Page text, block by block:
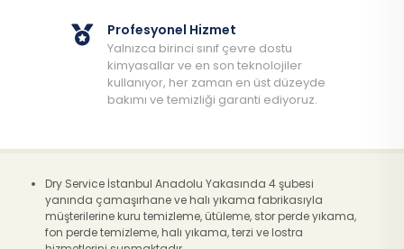
Profesyonel Hizmet
Yalnızca birinci sınıf çevre dostu
kimyasallar ve en son teknolojiler
kullanıyor, her zaman en üst düzeyde
bakımı ve temizliği garanti ediyoruz.
Dry Service İstanbul Anadolu Yakasında 4 şubesi
yanında çamaşırhane ve halı yıkama fabrikasıyla
müşterilerine kuru temizleme, ütüleme, stor perde yıkama,
fon perde temizleme, halı yıkama, terzi ve lostra